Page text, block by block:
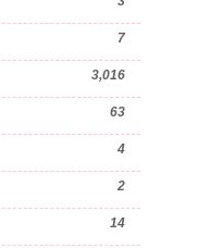
7
3,016
63
4
2
14